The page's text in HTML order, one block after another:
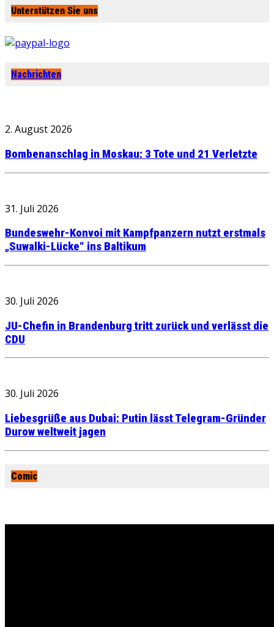
Unterstützen Sie uns
Nachrichten
2. August 2026
Bombenanschlag in Moskau: 3 Tote und 21 Verletzte
31. Juli 2026
Bundeswehr-Konvoi mit Kampfpanzern nutzt erstmals
„Suwalki-Lücke“ ins Baltikum
30. Juli 2026
JU-Chefin in Brandenburg tritt zurück und verlässt die
CDU
30. Juli 2026
Liebesgrüße aus Dubai: Putin lässt Telegram-Gründer
Durow weltweit jagen
Comic